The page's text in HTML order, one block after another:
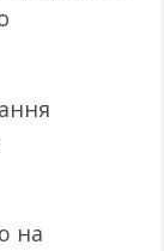
на